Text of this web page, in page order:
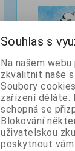
299 Kč
KOUPIT
Souhlas s
Na našem
zkvalitnit naše
Soubory
zařízení děláte.
schopná se
Blokování
uživatelskou
poskytnout